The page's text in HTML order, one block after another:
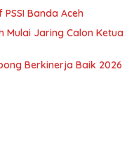
Banda Aceh
Mulai Jaring Calon Ketua
Berkinerja Baik 2026